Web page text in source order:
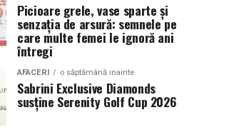
Picioare grele, vase sparte și
senzația de arsură: semnele pe
care multe femei le ignoră ani
întregi
AFACERI o săptămână inainte
Sabrini Exclusive Diamonds
susține Serenity Golf Cup 2026